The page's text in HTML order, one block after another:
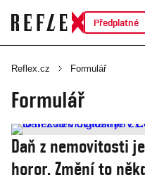
Předplatné
Reflex.cz Formulář
Formulář
Daň z nemovitosti
horor. Změní to